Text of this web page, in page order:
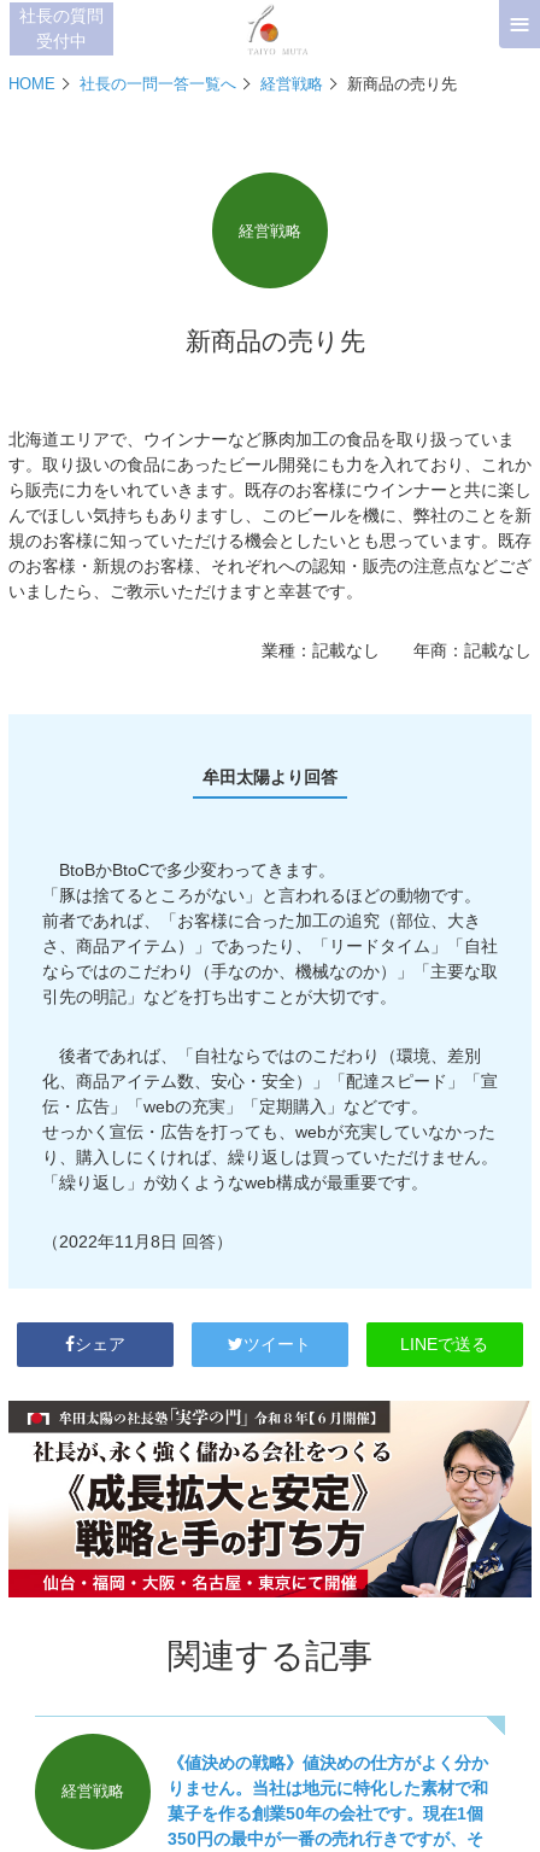
社長の質問
受付中
≡
HOME 社長の一問一答一覧へ 経営戦略 新商品の売り先
経営戦略
新商品の売り先
北海道エリアで、ウインナーなど豚肉加工の食品を取り扱っていま
す。取り扱いの食品にあったビール開発にも力を入れており、これか
ら販売に力をいれていきます。既存のお客様にウインナーと共に楽し
んでほしい気持ちもありますし、このビールを機に、弊社のことを新
規のお客様に知っていただける機会としたいとも思っています。既存
のお客様・新規のお客様、それぞれへの認知・販売の注意点などござ
いましたら、ご教示いただけますと幸甚です。
業種： 記載なし 年商： 記載なし
牟田太陽より回答
BtoBかBtoCで多少変わってきます。
「豚は捨てるところがない」と言われるほどの動物です。
前者であれば、「お客様に合った加工の追究（部位、大き
さ、商品アイテム）」であったり、「リードタイム」「自社
ならではのこだわり（手なのか、機械なのか）」「主要な取
引先の明記」などを打ち出すことが大切です。
後者であれば、「自社ならではのこだわり（環境、差別
化、商品アイテム数、安心・安全）」「配達スピード」「宣
伝・広告」「webの充実」「定期購入」などです。
せっかく宣伝・広告を打っても、webが充実していなかった
り、購入しにくければ、繰り返しは買っていただけません。
「繰り返し」が効くようなweb構成が最重要です。
（2022年11月8日 回答）
シェア ツイート LINEで送る
関連する記事
経営戦略
《値決めの戦略》値決めの仕方がよく分か
りません。当社は地元に特化した素材で和
菓子を作る創業50年の会社です。現在1個
350円の最中が一番の売れ行きですが、そ